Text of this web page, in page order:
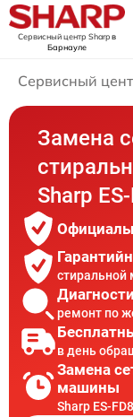
Сервисный центр Sharpв
Барнауле
Сервисный
Замена
Sharp
стиральной
ремонт по
в день
Замена
машины
Sharp ES-